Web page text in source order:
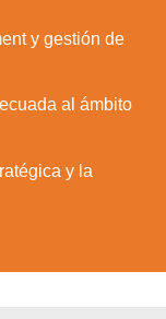
y gestión de
al ámbito
y la